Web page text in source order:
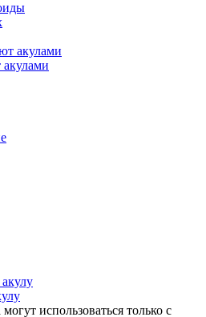
использоваться только с